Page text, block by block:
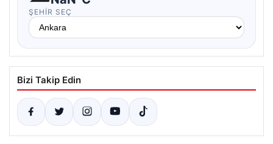
ŞEHIR SEÇ
Bizi Takip Edin